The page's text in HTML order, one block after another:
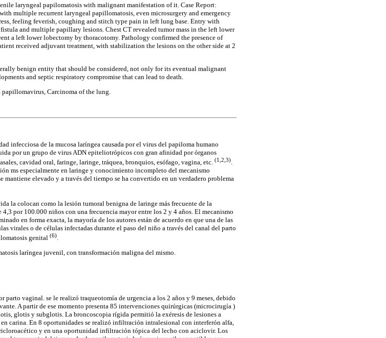
laryngeal papilomatosis with malignant manifestation of it. Case Report:
multiple recurrent laryngeal papillomatosis, even microsurgery and emergency
feeling feverish, coughing and stitch type pain in left lung base. Entry with
and multiple papillary lesions. Chest CT revealed tumor mass in the left lower
a left lower lobectomy by thoracotomy. Pathology confirmed the presence of
received adjuvant treatment, with stabilization the lesions on the other side at 2
benign entity that should be considered, not only for its eventual malignant
and septic respiratory compromise that can lead to death.
Carcinoma of the lung.
infecciosa de la mucosa laríngea causada por el virus del papiloma humano
por un grupo de virus ADN epiteliotrópicos con gran afinidad por órganos
cavidad oral, faringe, laringe, tráquea, bronquios, esófago, vagina, etc. (1,2,3).
ms especialmente en laringe y conocimiento incompleto del mecanismo
mantiene elevado y a través del tiempo se ha convertido en un verdadero problema
la colocan como la lesión tumoral benigna de laringe más frecuente de la
por 100.000 niños con una frecuencia mayor entre los 2 y 4 años. El mecanismo
en forma exacta, la mayoría de los autores están de acuerdo en que una de las
virales o de células infectadas durante el paso del niño a través del canal del parto
genital (6).
laríngea juvenil, con transformación maligna del mismo.
parto vaginal. se le realizó traqueotomía de urgencia a los 2 años y 9 meses, debido
A partir de ese momento presenta 85 intervenciones quirúrgicas (microcirugía )
glotis y subglotis. La broncoscopia rígida permitió la exéresis de lesiones a
carina. En 8 oportunidades se realizó infiltración intralesional con interferón alfa,
y en una oportunidad infiltración tópica del lecho con aciclovir. Los